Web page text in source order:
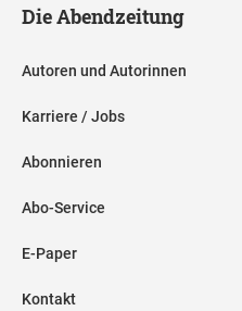
Die Abendzeitung
Autoren und Autorinnen
Karriere / Jobs
Abonnieren
Abo-Service
E-Paper
Kontakt